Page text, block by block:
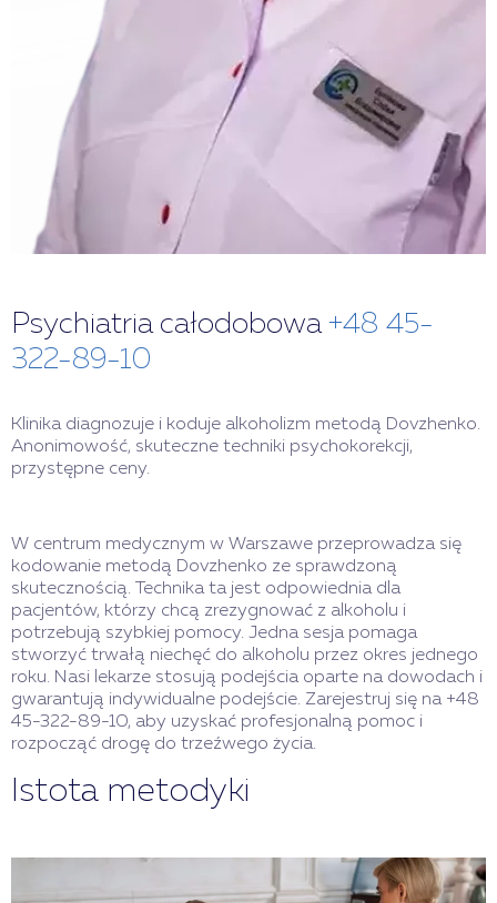
Psychiatria całodobowa +48 45-
322-89-10
Klinika diagnozuje i koduje alkoholizm metodą Dovzhenko.
Anonimowość, skuteczne techniki psychokorekcji,
przystępne ceny.
W centrum medycznym w Warszawe przeprowadza się
kodowanie metodą Dovzhenko ze sprawdzoną
skutecznością. Technika ta jest odpowiednia dla
pacjentów, którzy chcą zrezygnować z alkoholu i
potrzebują szybkiej pomocy. Jedna sesja pomaga
stworzyć trwałą niechęć do alkoholu przez okres jednego
roku. Nasi lekarze stosują podejścia oparte na dowodach i
gwarantują indywidualne podejście. Zarejestruj się na +48
45-322-89-10, aby uzyskać profesjonalną pomoc i
rozpocząć drogę do trzeźwego życia.
Istota metodyki